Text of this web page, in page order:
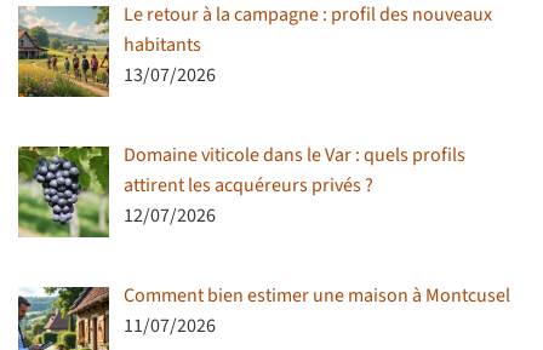
Le retour à la campagne : profil des nouveaux
habitants
13/07/2026
Domaine viticole dans le Var : quels profils
attirent les acquéreurs privés ?
12/07/2026
Comment bien estimer une maison à Montcusel
11/07/2026